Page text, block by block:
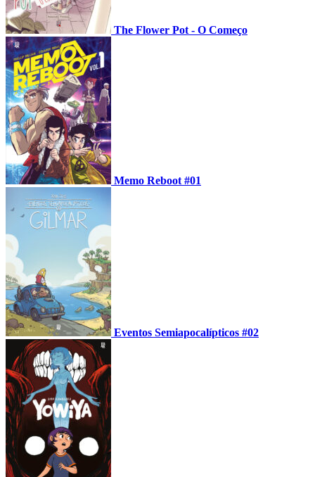
The Flower Pot - O Começo
Memo Reboot #01
Eventos Semiapocalípticos #02